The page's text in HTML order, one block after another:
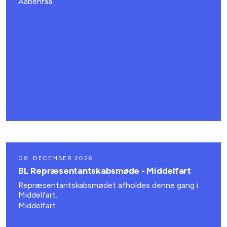
08. DECEMBER 2026
BL Repræsentantskabsmøde - Middelfart
Repræsentantskabsmødet afholdes denne gang i
Middelfart.
Middelfart